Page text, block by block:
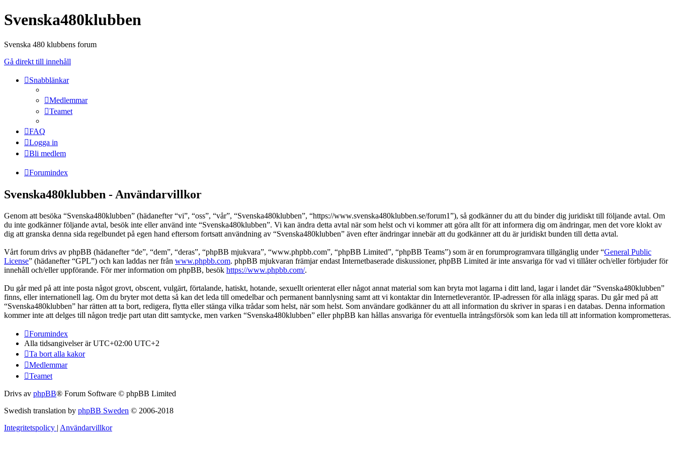
Svenska480klubben
Svenska 480 klubbens forum
Gå direkt till innehåll
Snabblänkar
Medlemmar
Teamet
FAQ
Logga in
Bli medlem
Forumindex
Svenska480klubben - Användarvillkor
Genom att besöka “Svenska480klubben” (hädanefter “vi”, “oss”, “vår”, “Svenska480klubben”, “https://www.svenska480klubben.se/forum1”), så godkänner du att du binder dig juridiskt till följande avtal. Om
du inte godkänner följande avtal, besök inte eller använd inte “Svenska480klubben”. Vi kan ändra detta avtal när som helst och vi kommer att göra allt för att informera dig om ändringar, men det vore klokt av
dig att granska denna sida regelbundet på egen hand eftersom fortsatt användning av “Svenska480klubben” även efter ändringar innebär att du godkänner att du är juridiskt bunden till detta avtal.
Vårt forum drivs av phpBB (hädanefter “de”, “dem”, “deras”, “phpBB mjukvara”, “www.phpbb.com”, “phpBB Limited”, “phpBB Teams”) som är en forumprogramvara tillgänglig under “General Public
License” (hädanefter “GPL”) och kan laddas ner från www.phpbb.com. phpBB mjukvaran främjar endast Internetbaserade diskussioner, phpBB Limited är inte ansvariga för vad vi tillåter och/eller förbjuder för
innehåll och/eller uppförande. För mer information om phpBB, besök https://www.phpbb.com/.
Du går med på att inte posta något grovt, obscent, vulgärt, förtalande, hatiskt, hotande, sexuellt orienterat eller något annat material som kan bryta mot lagarna i ditt land, lagar i landet där “Svenska480klubben”
finns, eller internationell lag. Om du bryter mot detta så kan det leda till omedelbar och permanent bannlysning samt att vi kontaktar din Internetleverantör. IP-adressen för alla inlägg sparas. Du går med på att
“Svenska480klubben” har rätten att ta bort, redigera, flytta eller stänga vilka trådar som helst, när som helst. Som användare godkänner du att all information du skriver in sparas i en databas. Denna information
kommer inte att delges till någon tredje part utan ditt samtycke, men varken “Svenska480klubben” eller phpBB kan hållas ansvariga för eventuella intrångsförsök som kan leda till att information komprometteras.
Forumindex
Alla tidsangivelser är UTC+02:00 UTC+2
Ta bort alla kakor
Medlemmar
Teamet
Drivs av phpBB® Forum Software © phpBB Limited
Swedish translation by phpBB Sweden © 2006-2018
Integritetspolicy | Användarvillkor